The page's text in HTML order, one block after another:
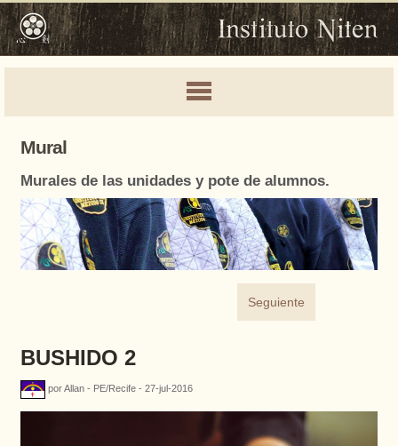
Mural
Murales de las unidades y pote de alumnos.
Seguiente
BUSHIDO 2
por Allan - PE/Recife - 27-jul-2016